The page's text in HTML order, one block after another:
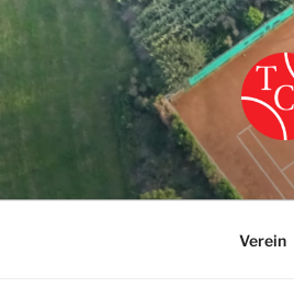
Inhalt
Verein